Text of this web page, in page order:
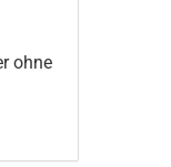
ohne